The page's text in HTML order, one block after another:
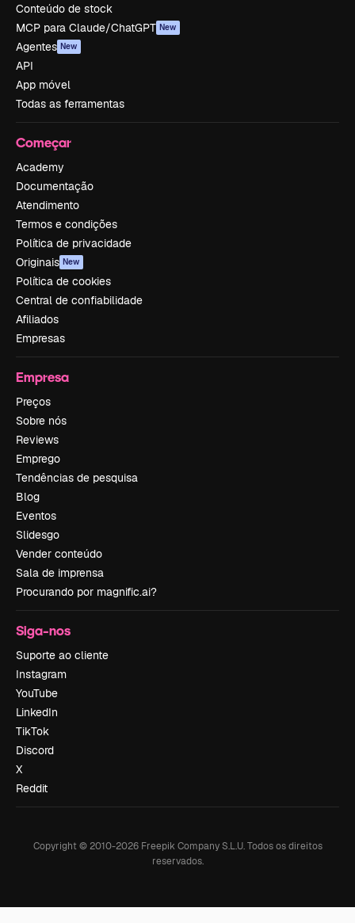
Conteúdo de stock
MCP para Claude/ChatGPT New
Agentes New
API
App móvel
Todas as ferramentas
Começar
Academy
Documentação
Atendimento
Termos e condições
Política de privacidade
Originais New
Política de cookies
Central de confiabilidade
Afiliados
Empresas
Empresa
Preços
Sobre nós
Reviews
Emprego
Tendências de pesquisa
Blog
Eventos
Slidesgo
Vender conteúdo
Sala de imprensa
Procurando por magnific.ai?
Siga-nos
Suporte ao cliente
Instagram
YouTube
LinkedIn
TikTok
Discord
X
Reddit
Copyright © 2010-2026Freepik Company S.L.U. Todos os direitos
reservados.